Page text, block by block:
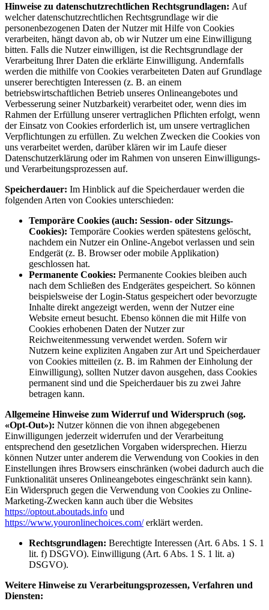
Hinweise zu datenschutzrechtlichen Rechtsgrundlagen: Auf
welcher datenschutzrechtlichen Rechtsgrundlage wir die
personenbezogenen Daten der Nutzer mit Hilfe von Cookies
verarbeiten, hängt davon ab, ob wir Nutzer um eine Einwilligung
bitten. Falls die Nutzer einwilligen, ist die Rechtsgrundlage der
Verarbeitung Ihrer Daten die erklärte Einwilligung. Andernfalls
werden die mithilfe von Cookies verarbeiteten Daten auf Grundlage
unserer berechtigten Interessen (z. B. an einem
betriebswirtschaftlichen Betrieb unseres Onlineangebotes und
Verbesserung seiner Nutzbarkeit) verarbeitet oder, wenn dies im
Rahmen der Erfüllung unserer vertraglichen Pflichten erfolgt, wenn
der Einsatz von Cookies erforderlich ist, um unsere vertraglichen
Verpflichtungen zu erfüllen. Zu welchen Zwecken die Cookies von
uns verarbeitet werden, darüber klären wir im Laufe dieser
Datenschutzerklärung oder im Rahmen von unseren Einwilligungs-
und Verarbeitungsprozessen auf.
Speicherdauer: Im Hinblick auf die Speicherdauer werden die
folgenden Arten von Cookies unterschieden:
Temporäre Cookies (auch: Session- oder Sitzungs-
Cookies): Temporäre Cookies werden spätestens gelöscht,
nachdem ein Nutzer ein Online-Angebot verlassen und sein
Endgerät (z. B. Browser oder mobile Applikation)
geschlossen hat.
Permanente Cookies: Permanente Cookies bleiben auch
nach dem Schließen des Endgerätes gespeichert. So können
beispielsweise der Login-Status gespeichert oder bevorzugte
Inhalte direkt angezeigt werden, wenn der Nutzer eine
Website erneut besucht. Ebenso können die mit Hilfe von
Cookies erhobenen Daten der Nutzer zur
Reichweitenmessung verwendet werden. Sofern wir
Nutzern keine expliziten Angaben zur Art und Speicherdauer
von Cookies mitteilen (z. B. im Rahmen der Einholung der
Einwilligung), sollten Nutzer davon ausgehen, dass Cookies
permanent sind und die Speicherdauer bis zu zwei Jahre
betragen kann.
Allgemeine Hinweise zum Widerruf und Widerspruch (sog.
«Opt-Out»): Nutzer können die von ihnen abgegebenen
Einwilligungen jederzeit widerrufen und der Verarbeitung
entsprechend den gesetzlichen Vorgaben widersprechen. Hierzu
können Nutzer unter anderem die Verwendung von Cookies in den
Einstellungen ihres Browsers einschränken (wobei dadurch auch die
Funktionalität unseres Onlineangebotes eingeschränkt sein kann).
Ein Widerspruch gegen die Verwendung von Cookies zu Online-
Marketing-Zwecken kann auch über die Websites
https://optout.aboutads.info und
https://www.youronlinechoices.com/erklärt werden.
Rechtsgrundlagen: Berechtigte Interessen (Art. 6 Abs. 1 S. 1
lit. f) DSGVO). Einwilligung (Art. 6 Abs. 1 S. 1 lit. a)
DSGVO).
Weitere Hinweise zu Verarbeitungsprozessen, Verfahren und
Diensten: